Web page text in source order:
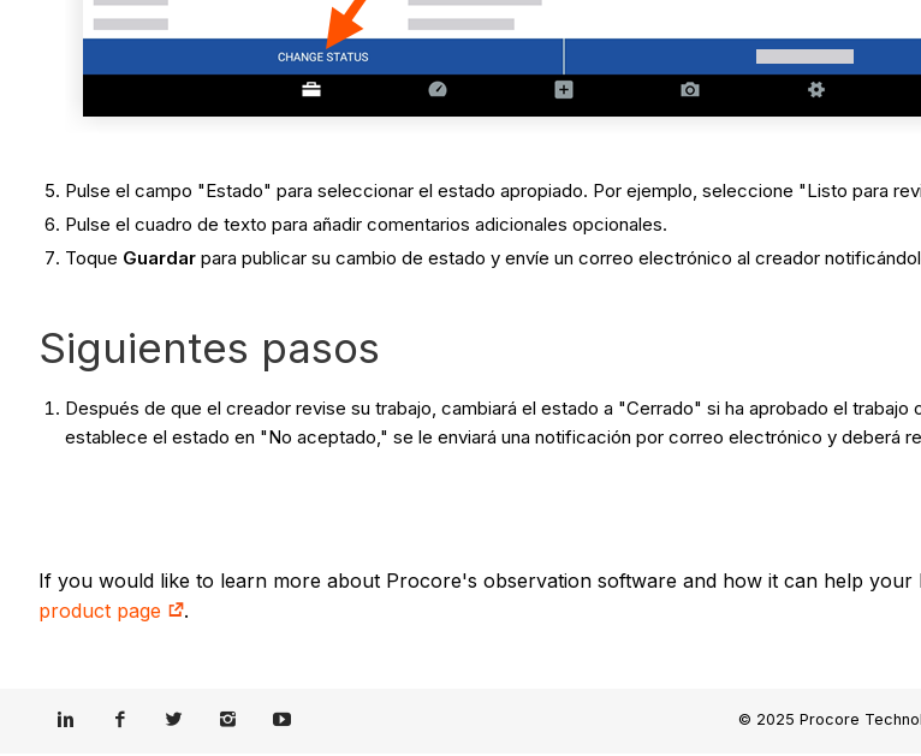
Pulse el campo "Estado" para seleccionar el estado apropiado. Por ejemplo, seleccione "Listo para
Pulse el cuadro de texto para añadir comentarios adicionales opcionales.
Toque Guardar para publicar su cambio de estado y envíe un correo electrónico al creador
Siguientes pasos
Después de que el creador revise su trabajo, cambiará el estado a "Cerrado" si ha aprobado el
establece el estado en "No aceptado," se le enviará una notificación por correo electrónico y deberá
If you would like to learn more about Procore's observation software and how it can help your
product page
.
© 2025 Procore